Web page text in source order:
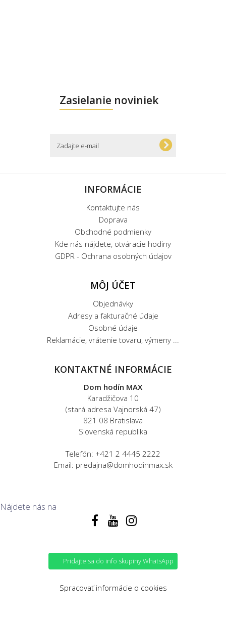
Zasielanie noviniek
INFORMÁCIE
Kontaktujte nás
Doprava
Obchodné podmienky
Kde nás nájdete, otváracie hodiny
GDPR - Ochrana osobných údajov
MÔJ ÚČET
Objednávky
Adresy a fakturačné údaje
Osobné údaje
Reklamácie, vrátenie tovaru, výmeny ...
KONTAKTNÉ INFORMÁCIE
Dom hodín MAX
Karadžičova 10
(stará adresa Vajnorská 47)
821 08 Bratislava
Slovenská republika
Telefón: +421 2 4445 2222
Email: predajna@domhodinmax.sk
Nájdete nás na
Pridajte sa do info skupiny WhatsApp
Spracovať informácie o cookies